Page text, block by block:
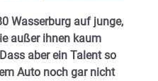
Wasserburg auf junge,
außer ihnen kaum
aber ein Talent so
Auto noch gar nicht